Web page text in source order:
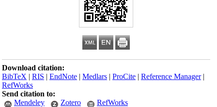
Download citation:
BibTeX |RIS |EndNote |Medlars |ProCite |Reference Manager
RefWorks
Send citation to:
Mendeley
Zotero RefWorks